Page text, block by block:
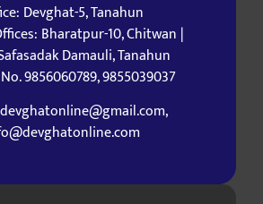
Devghat-5, Tanahun
Bharatpur-10, Chitwan |
Damauli, Tanahun
9856060789, 9855039037